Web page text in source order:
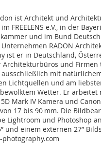
ist Architekt und
FREELENS e.V., in der
und im Bund
RADON
ist er in Deutschland,
Architekturbüros und Firmen
mit
Lichtquellen und am
Wetter. Er arbeitet
5D Mark IV Kamera und
17 bis 90 mm. Die
Lightroom und Photoshop
und einem externen 27”